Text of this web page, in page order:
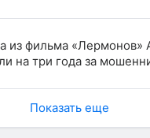
из фильма «Лермонов»
на три года за
Показать еще